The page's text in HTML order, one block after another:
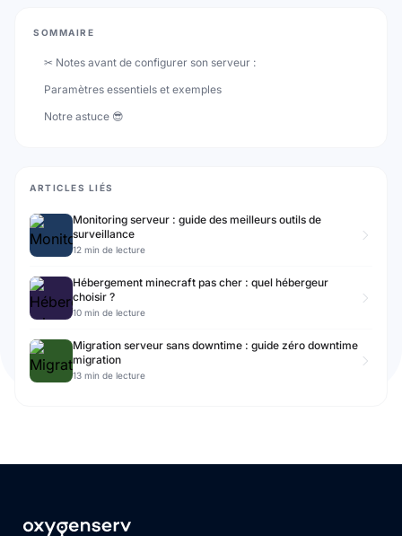
SOMMAIRE
✂ Notes avant de configurer son serveur :
Paramètres essentiels et exemples
Notre astuce 😎
ARTICLES LIÉS
Monitoring serveur : guide des meilleurs outils de
surveillance
12 min de lecture
Hébergement minecraft pas cher : quel hébergeur
choisir ?
10 min de lecture
Migration serveur sans downtime : guide zéro downtime
migration
13 min de lecture